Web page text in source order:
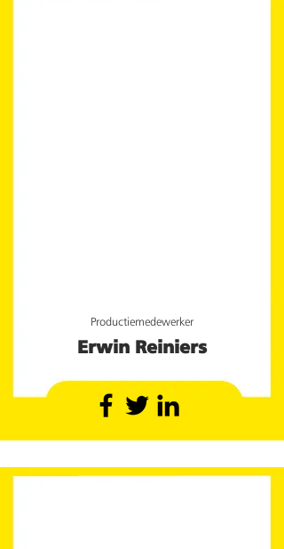
Productiemedewerker
Erwin Reiniers